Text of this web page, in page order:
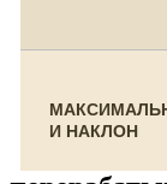
И НАКЛОН